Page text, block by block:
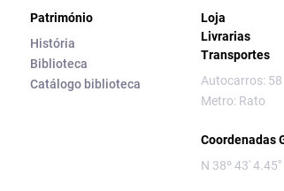
Património
História
Biblioteca
Catálogo biblioteca
Loja
Livrarias
Transportes
Autocarros: 58
Metro: Rato
Coordenadas
N 38º 43'